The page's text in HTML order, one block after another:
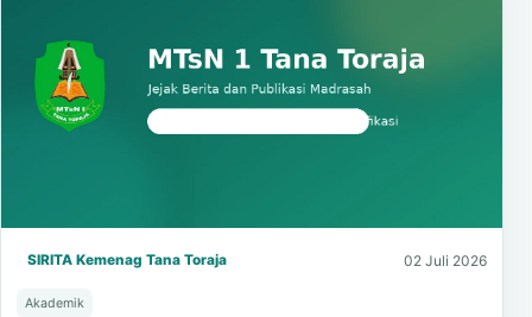
SIRITA Kemenag Tana Toraja 02 Juli 2026
Akademik